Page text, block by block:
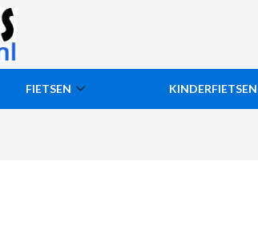
FIETSEN KINDERFIETSEN